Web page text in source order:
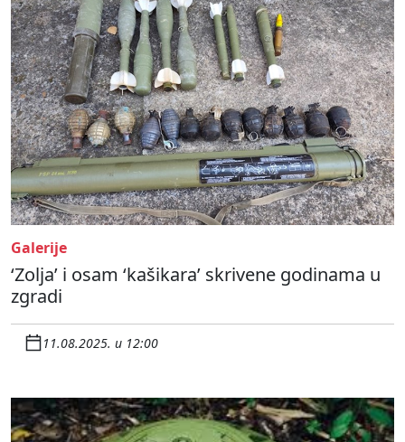
Galerije
‘Zolja’ i osam ‘kašikara’ skrivene godinama u
zgradi
11.08.2025. u 12:00